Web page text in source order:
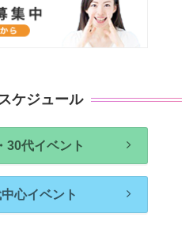
スケジュール
30代イベント
心イベント